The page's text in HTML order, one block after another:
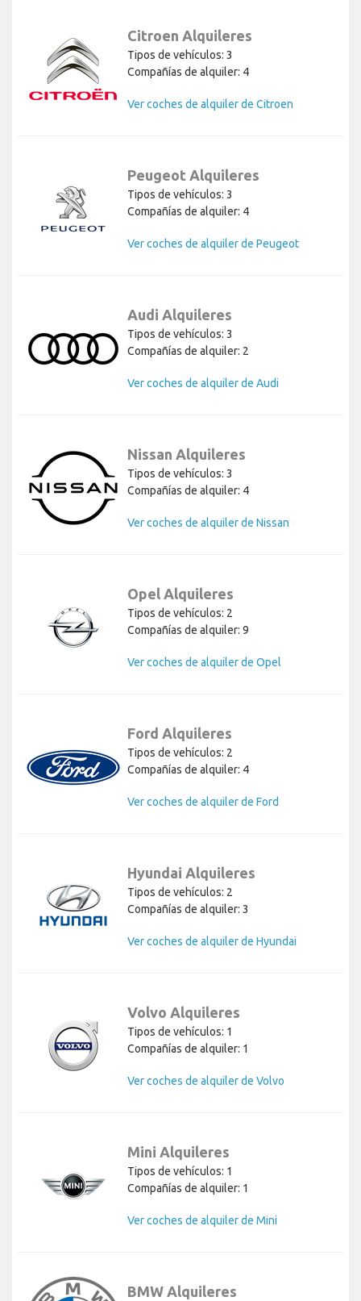
Citroen Alquileres
Tipos de vehículos: 3
Compañías de alquiler: 4
Ver coches de alquiler de Citroen
Peugeot Alquileres
Tipos de vehículos: 3
Compañías de alquiler: 4
Ver coches de alquiler de Peugeot
Audi Alquileres
Tipos de vehículos: 3
Compañías de alquiler: 2
Ver coches de alquiler de Audi
Nissan Alquileres
Tipos de vehículos: 3
Compañías de alquiler: 4
Ver coches de alquiler de Nissan
Opel Alquileres
Tipos de vehículos: 2
Compañías de alquiler: 9
Ver coches de alquiler de Opel
Ford Alquileres
Tipos de vehículos: 2
Compañías de alquiler: 4
Ver coches de alquiler de Ford
Hyundai Alquileres
Tipos de vehículos: 2
Compañías de alquiler: 3
Ver coches de alquiler de Hyundai
Volvo Alquileres
Tipos de vehículos: 1
Compañías de alquiler: 1
Ver coches de alquiler de Volvo
Mini Alquileres
Tipos de vehículos: 1
Compañías de alquiler: 1
Ver coches de alquiler de Mini
BMW Alquileres